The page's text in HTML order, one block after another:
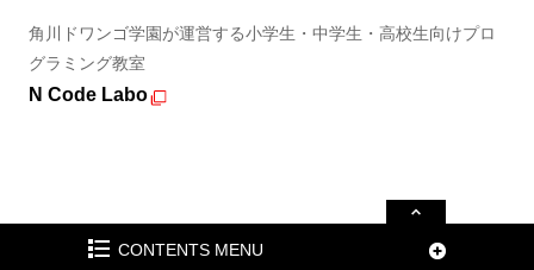
角川ドワンゴ学園が運営する小学生・中学生・高校生向けプロ
グラミング教室
N Code Labo
CONTENTS MENU